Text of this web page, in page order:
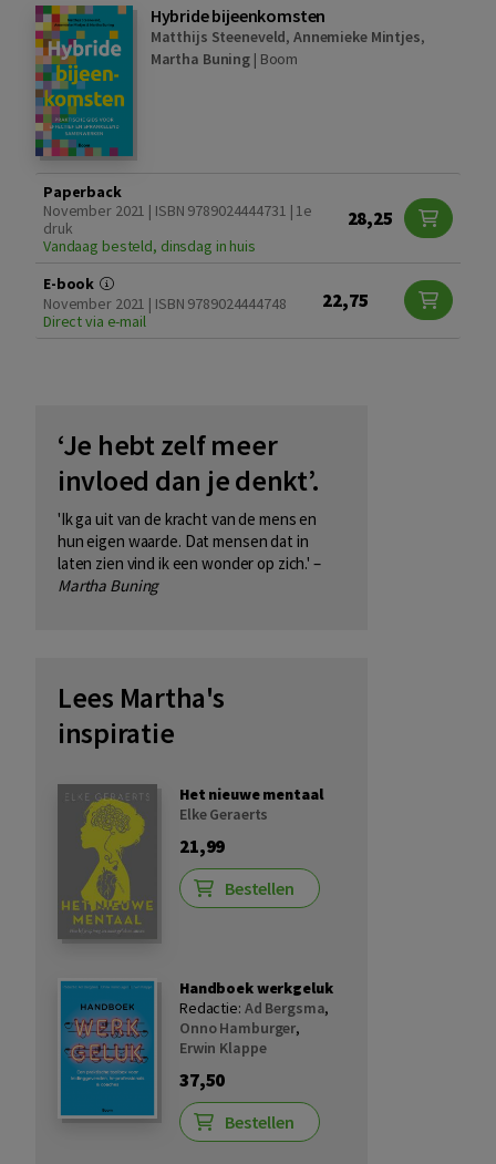
Hybride bijeenkomsten
Matthijs Steeneveld, Annemieke Mintjes,
Martha Buning | Boom
Paperback
November 2021 | ISBN 9789024444731 | 1e
druk
Vandaag besteld, dinsdag in huis
28,25
E-book
November 2021 | ISBN 9789024444748
Direct via e-mail
22,75
‘Je hebt zelf meer
invloed dan je denkt’.
'Ik ga uit van de kracht van de mens en
hun eigen waarde. Dat mensen dat in
laten zien vind ik een wonder op zich.' –
Martha Buning
Lees Martha's
inspiratie
Het nieuwe mentaal
Elke Geraerts
21,99
Bestellen
Handboek werkgeluk
Redactie: Ad Bergsma,
Onno Hamburger,
Erwin Klappe
37,50
Bestellen